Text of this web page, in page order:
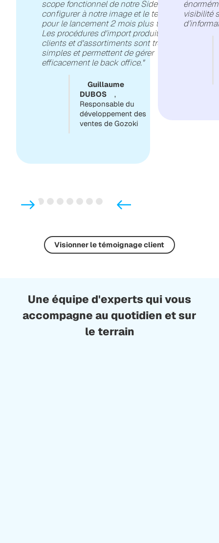
scope fonctionnel de notre Sidely, le
configurer à notre image et le tester
pour le lancement 2 mois plus tard.
Les procédures d'import produit,
clients et d'assortiments sont très
simples et permettent de gérer
efficacement le back office."
Guillaume
DUBOS
,
Responsable du
développement des
ventes de Gozoki
visibilité
Visionner le témoignage client
Une équipe d'experts qui vous
accompagne au quotidien et sur
le terrain